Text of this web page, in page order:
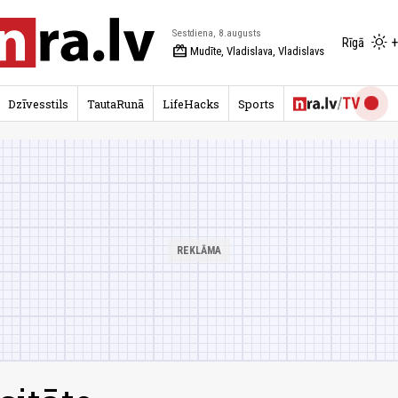
Sestdiena, 8.augusts
redeem Mudīte, Vladislava, Vladislavs
Rīgā
Dzīvesstils TautaRunā LifeHacks Sports